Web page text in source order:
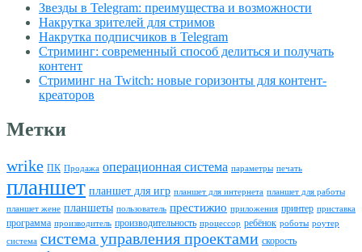
Звезды в Telegram: преимущества и возможности
Накрутка зрителей для стримов
Накрутка подписчиков в Telegram
Стриминг: современный способ делиться и получать
контент
Стриминг на Twitch: новые горизонты для контент-
креаторов
Метки
wrike ПК Продажа операционная система параметры печать
планшет планшет для игр планшет для интернета планшет для работы
планшет жене планшеты пользователь престижио приложения принтер приставка
программа производитель производительность процессор ребёнок роботы роутер
система система управления проектами скорость